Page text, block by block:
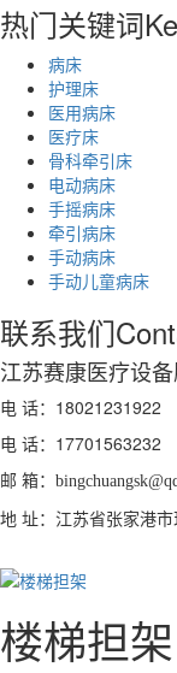
热门关键词
病床
护理床
医用病床
医疗床
骨科牵引床
电动病床
手摇病床
牵引病床
手动病床
手动儿童病床
联系我们
江苏赛康医疗设
电 话：18021231922
电 话： 17701563232
邮 箱：
地 址：江苏省张家港
楼梯担架